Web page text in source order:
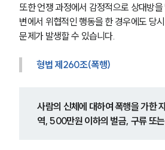
또한 언쟁 과정에서 감정적으로 상대방
변에서 위협적인 행동을 한 경우에도 당
문제가 발생할 수 있습니다.
형법 제260조(폭행)
사람의 신체에 대하여 폭행을 가한
역, 500만원 이하의 벌금, 구류 또